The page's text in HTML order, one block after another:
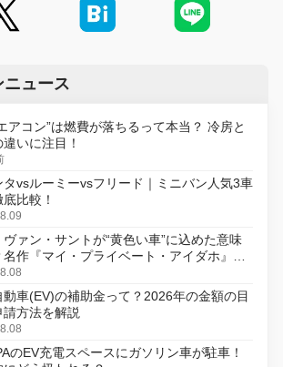
ュース
アコン”は燃費が落ちるって本当？ 冷房と
いに注目！
タvsルーミーvsフリード｜ミニバン人気3車
比較！
ヴァン・サントが“黄色い車”に込めた意味
名作『マイ・プライベート・アイダホ』が
タルリマスター版で復活
動車(EV)の補助金って？2026年の金額の目
請方法を解説
のEV充電スペースにガソリン車が駐車！